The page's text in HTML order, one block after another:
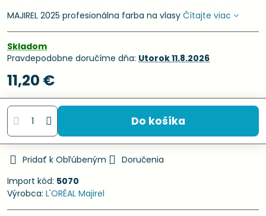
MAJIREL 2025 profesionálna farba na vlasy Čítajte viac
Skladom
Pravdepodobne doručíme dňa: Utorok11.8.2026
11,20 €
Do košíka
Pridať k Obľúbeným
Doručenia
Import kód: 5070
Výrobca: L'ORÉAL Majirel